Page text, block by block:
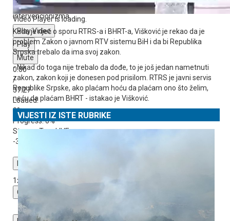
Video Player is loading.
Play Video
Play
Mute
0:00
/
37:27
Loaded:
0%
Progress: 0%
Stream TypeLIVE
-37:27
Playback Rate
1x
Chapters
Chapters
se dogovaraju i dođu do rješenja da nema međunarodnog
intervencionizma.
Kada je riječ o sporu RTRS-a i BHRT-a, Višković je rekao da je
problem Zakon o javnom RTV sistemu BiH i da bi Republika
Srpska trebalo da ima svoj zakon.
- Nikad do toga nije trebalo da dođe, to je još jedan nametnuti
zakon, zakon koji je donesen pod prisilom. RTRS je javni servis
Republike Srpske, ako plaćam hoću da plaćam ono što želim,
neću da plaćam BHRT - istakao je Višković.
VIJESTI IZ ISTE RUBRIKE